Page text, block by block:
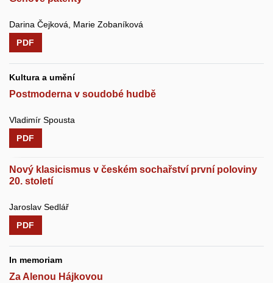
Darina Čejková, Marie Zobaníková
PDF
Kultura a umění
Postmoderna v soudobé hudbě
Vladimír Spousta
PDF
Nový klasicismus v českém sochařství první poloviny
20. století
Jaroslav Sedlář
PDF
In memoriam
Za Alenou Hájkovou